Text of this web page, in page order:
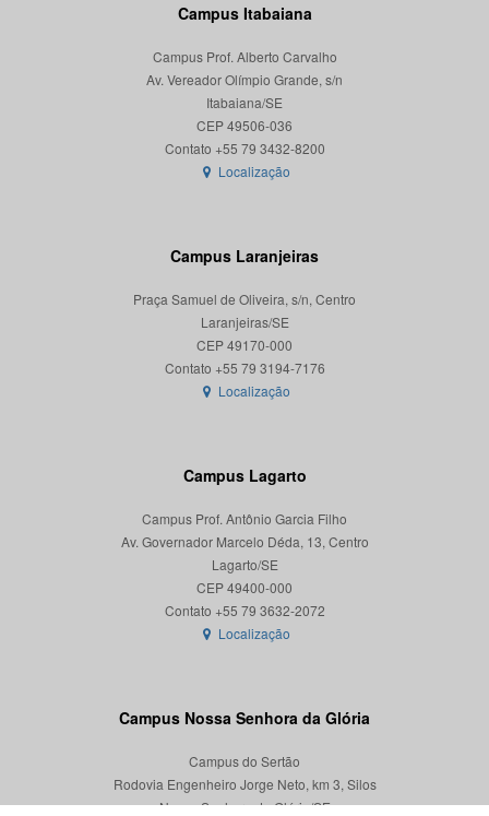
Campus Itabaiana
Campus Prof. Alberto Carvalho
Av. Vereador Olímpio Grande, s/n
Itabaiana/SE
CEP 49506-036
Localização
Campus Laranjeiras
Praça Samuel de Oliveira, s/n, Centro
Laranjeiras/SE
CEP 49170-000
Localização
Campus Lagarto
Campus Prof. Antônio Garcia Filho
Av. Governador Marcelo Déda, 13, Centro
Lagarto/SE
CEP 49400-000
Localização
Campus Nossa Senhora da Glória
Campus do Sertão
Rodovia Engenheiro Jorge Neto, km 3, Silos
Nossa Senhora da Glória/SE